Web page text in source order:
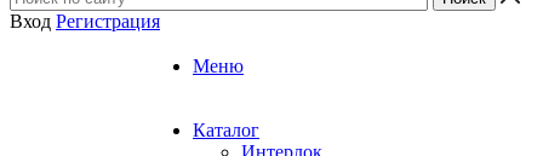
Вход Регистрация
Меню
Каталог
Интерлок